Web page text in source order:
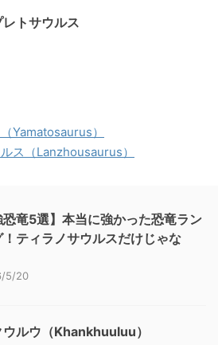
レトサウルス
Yamatosaurus）
ス（Lanzhousaurus）
恐竜5選】本当に強かった恐竜ラン
！ティラノサウルスだけじゃな
5/20
ウルウ（Khankhuuluu）